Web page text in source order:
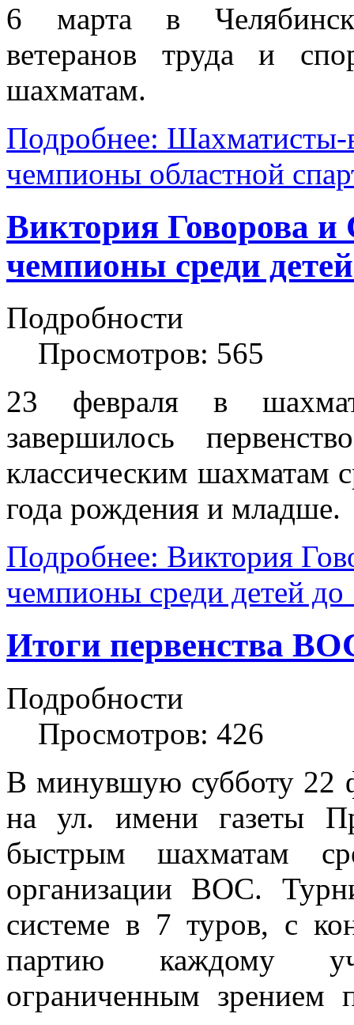
6 марта в
ветеранов труда и
шахматам.
Подробнее: Шахматисты-
чемпионы областной
Виктория Говорова
чемпионы среди
Подробности
Просмотров: 565
23 февраля в
завершилось
классическим шахматам
года рождения и младше.
Подробнее: Виктория
чемпионы среди детей до
Итоги первенства
Подробности
Просмотров: 426
В минувшую субботу
на ул. имени газеты
быстрым шахматам
организации ВОС.
системе в 7 туров, с
партию каждому
ограниченным зрением